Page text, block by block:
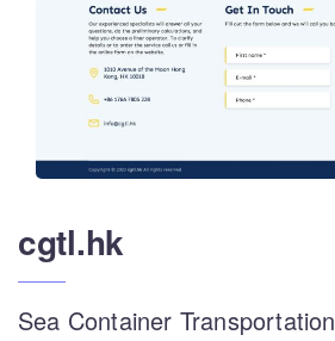
cgtl.hk
Sea Container Transportation